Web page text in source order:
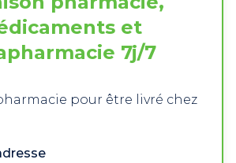
et
7j/7
pour être livré chez